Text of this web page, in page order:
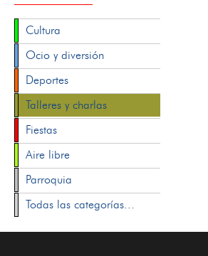
Cultura
Ocio y diversión
Deportes
Talleres y charlas
Fiestas
Aire libre
Parroquia
Todas las categorías...